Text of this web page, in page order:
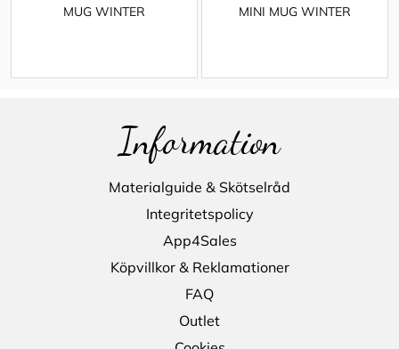
MUG WINTER MINI MUG WINTER
Information
Materialguide & Skötselråd
Integritetspolicy
App4Sales
Köpvillkor & Reklamationer
FAQ
Outlet